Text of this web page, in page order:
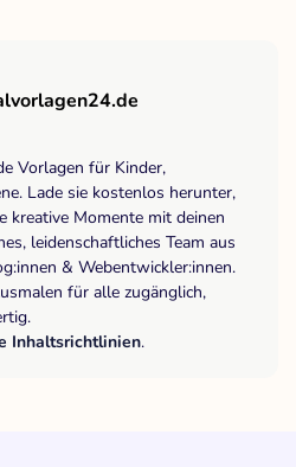
Vorlagen für Kinder,
Lade sie kostenlos herunter,
kreative Momente mit deinen
leidenschaftliches Team aus
& Webentwickler:innen.
für alle zugänglich,
Inhaltsrichtlinien.